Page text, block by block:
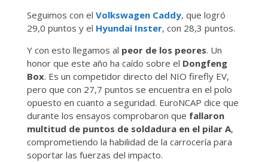
Seguimos con el Volkswagen Caddy, que logró
29,0 puntos y el Hyundai Inster, con 28,3 puntos.
Y con esto llegamos al peor de los peores. Un
honor que este año ha caído sobre el Dongfeng
Box. Es un competidor directo del NIO firefly EV,
pero que con 27,7 puntos se encuentra en el polo
opuesto en cuanto a seguridad. EuroNCAP dice que
durante los ensayos comprobaron que fallaron
multitud de puntos de soldadura en el pilar A,
comprometiendo la habilidad de la carrocería para
soportar las fuerzas del impacto.